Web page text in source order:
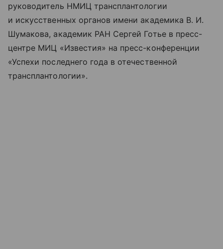
руководитель НМИЦ трансплантологии
и искусственных органов имени академика В. И.
Шумакова, академик РАН Сергей Готье в пресс-
центре МИЦ «Известия» на пресс-конференции
«Успехи последнего года в отечественной
трансплантологии».